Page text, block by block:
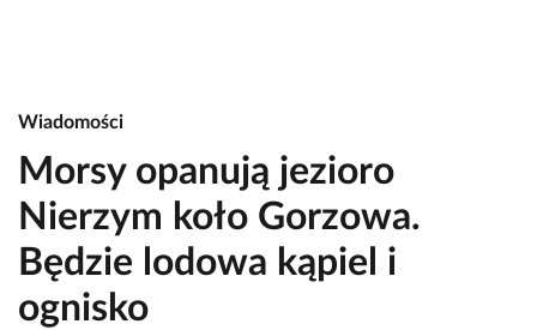
Wiadomości
Morsy opanują jezioro
Nierzym koło Gorzowa.
Będzie lodowa kąpiel i
ognisko